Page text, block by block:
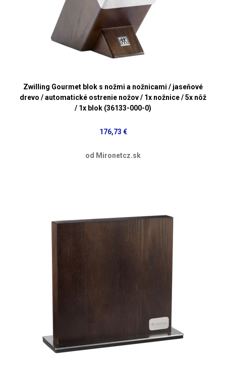
Zwilling Gourmet blok s nožmi a nožnicami / jaseňové
drevo / automatické ostrenie nožov / 1x nožnice / 5x nôž
/ 1x blok (36133-000-0)
176,73 €
od Mironetcz.sk